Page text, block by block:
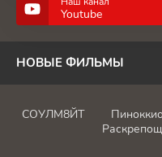
Youtube
НОВЫЕ ФИЛЬМЫ
СОУЛМ8ЙТ